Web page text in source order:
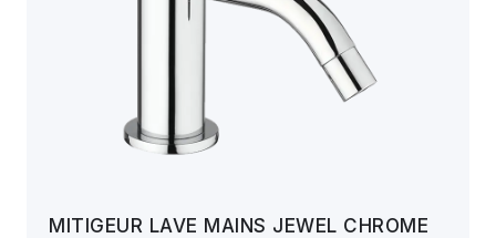
MITIGEUR LAVE MAINS JEWEL CHROME